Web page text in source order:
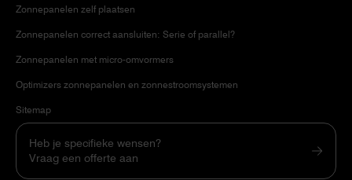
Zonnepanelen zelf plaatsen
Zonnepanelen correct aansluiten: Serie of parallel?
Zonnepanelen met micro-omvormers
Optimizers zonnepanelen en zonnestroomsystemen
Sitemap
Heb je specifieke wensen?
Vraag een offerte aan